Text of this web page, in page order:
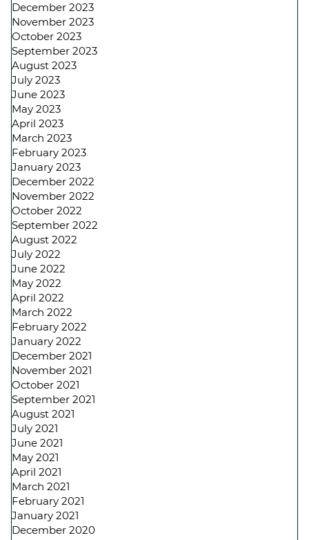
December 2023
November 2023
October 2023
September 2023
August 2023
July 2023
June 2023
May 2023
April 2023
March 2023
February 2023
January 2023
December 2022
November 2022
October 2022
September 2022
August 2022
July 2022
June 2022
May 2022
April 2022
March 2022
February 2022
January 2022
December 2021
November 2021
October 2021
September 2021
August 2021
July 2021
June 2021
May 2021
April 2021
March 2021
February 2021
January 2021
December 2020